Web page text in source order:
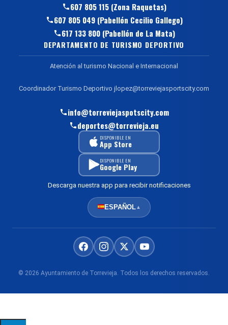
607 805 115 (Zona Raquetas)
607 805 049 (Pabellón Cecilio Gallego)
617 133 800 (Pabellón de La Mata)
DEPARTAMENTO DE TURISMO DEPORTIVO
Atención al turismo Nacional e Internacional
Coordinador Turismo Deportivo jlopez@torreviejasportscity.com
info@torreviejaspotscity.com
deportes@torrevieja.eu
DISPONIBLE EN
App Store
DISPONIBLE EN
Google Play
Descarga nuestra app para recibir notificaciones
ESPAÑOL▲
© 2026 Ayuntamiento de Torrevieja. Todos los derechos reservados.